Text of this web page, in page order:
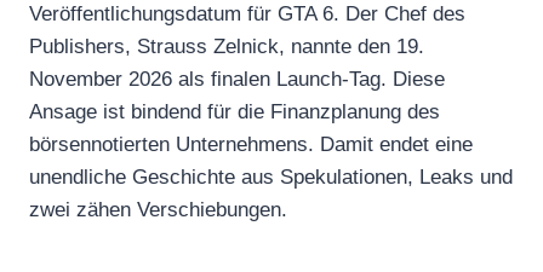
Veröffentlichungsdatum für GTA 6. Der Chef des
Publishers, Strauss Zelnick, nannte den 19.
November 2026 als finalen Launch-Tag. Diese
Ansage ist bindend für die Finanzplanung des
börsennotierten Unternehmens. Damit endet eine
unendliche Geschichte aus Spekulationen, Leaks und
zwei zähen Verschiebungen.